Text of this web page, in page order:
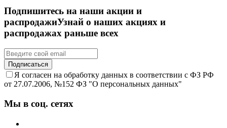
Подпишитесь на наши акции и
распродажиУзнай о наших акциях и
распродажах раньше всех
Подписаться
Я согласен на обработку данных в соответствии с ФЗ РФ
от 27.07.2006, №152 ФЗ "О персональных данных"
Мы в соц. сетях